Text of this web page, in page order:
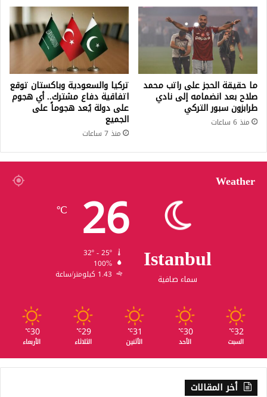
ما حقيقة الحجز على راتب محمد
صلاح بعد انضمامه إلى نادي
طرابزون سبور التركي
منذ 6 ساعات
تركيا والسعودية وباكستان توقع
اتفاقية دفاع مشترك.. أي هجوم
على دولة يُعد هجوماً على
الجميع
منذ 7 ساعات
Weather
Istanbul
سماء صافية
26
℃
100%
1.43 كيلومتر/ساعة
32
℃
السبت
30
℃
الأحد
31
℃
الأثنين
29
℃
الثلاثاء
30
℃
الأربعاء
أخر المقالات